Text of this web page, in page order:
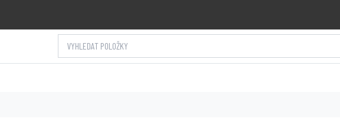
VYHLEDAT POLOŽKY